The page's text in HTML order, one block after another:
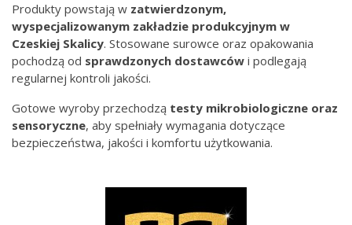
Produkty powstają w zatwierdzonym,
wyspecjalizowanym zakładzie produkcyjnym w
Czeskiej Skalicy. Stosowane surowce oraz opakowania
pochodzą od sprawdzonych dostawców i podlegają
regularnej kontroli jakości.
Gotowe wyroby przechodzą testy mikrobiologiczne oraz
sensoryczne, aby spełniały wymagania dotyczące
bezpieczeństwa, jakości i komfortu użytkowania.